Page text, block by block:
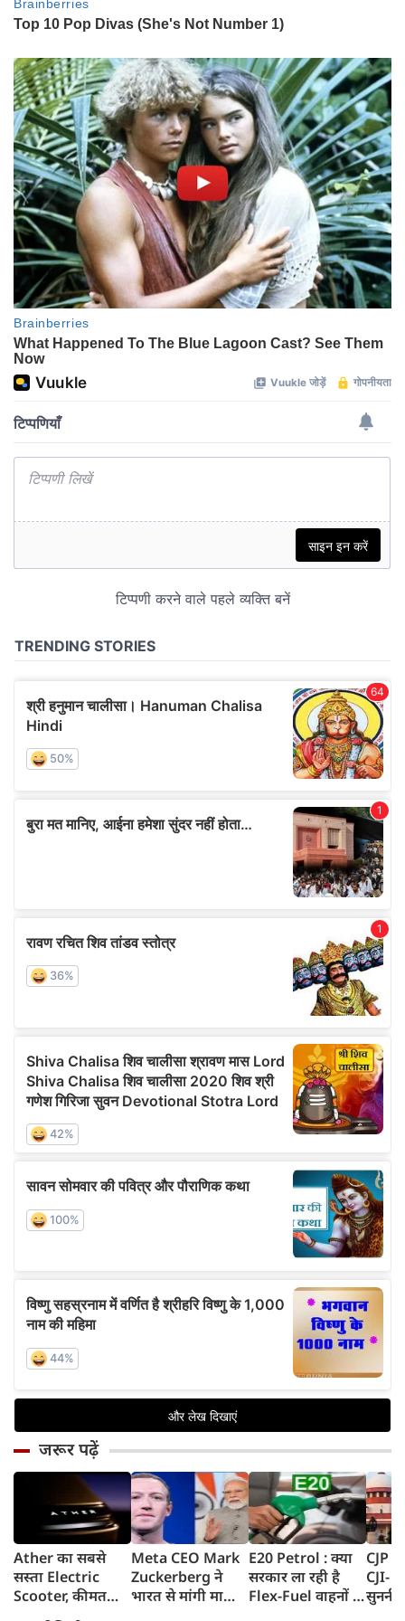
जरूर पढ़ें
Ather का सबसे
सस्ता Electric
Scooter, कीमत
Meta CEO Mark
Zuckerberg ने
भारत से मांगी माफी,
E20 Petrol : क्या
सरकार ला रही है
Flex-Fuel वाहनों के
CJP
CJI-
सुननी